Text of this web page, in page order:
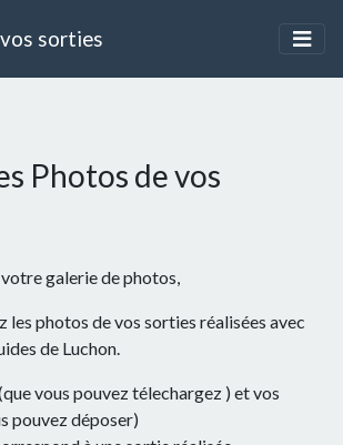
sorties
Photos de vos
galerie de photos,
les photos de vos sorties réalisées avec
de Luchon.
vous pouvez télechargez ) et vos
pouvez déposer)